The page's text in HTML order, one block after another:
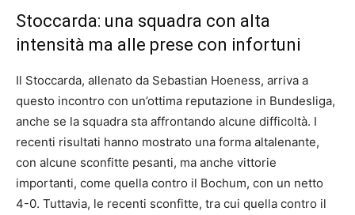
Stoccarda: una squadra con alta
intensità ma alle prese con infortuni
Il Stoccarda, allenato da Sebastian Hoeness, arriva a
questo incontro con un’ottima reputazione in Bundesliga,
anche se la squadra sta affrontando alcune difficoltà. I
recenti risultati hanno mostrato una forma altalenante,
con alcune sconfitte pesanti, ma anche vittorie
importanti, come quella contro il Bochum, con un netto
4-0. Tuttavia, le recenti sconfitte, tra cui quella contro il